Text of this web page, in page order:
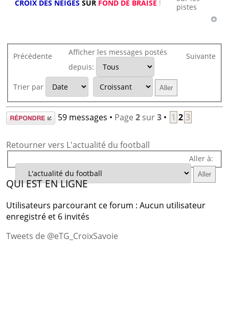
CROIX DES NEIGES SUR FOND DE BRAISE !
pistes
Précédente Suivante
Afficher les messages postés
depuis:
Trier par
Répondre 59 messages • Page 2sur3• 1 2 3
Retourner vers L'actualité du football
Aller à:
QUI EST EN LIGNE
Utilisateurs parcourant ce forum : Aucun utilisateur
enregistré et 6 invités
Tweets de @eTG_CroixSavoie